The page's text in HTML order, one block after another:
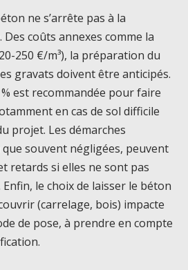
ne s’arrête pas à la
coûts annexes comme la
250 €/m³), la préparation du
gravats doivent être anticipés.
est recommandée pour faire
en cas de sol difficile
projet. Les démarches
souvent négligées, peuvent
retards si elles ne sont pas
le choix de laisser le béton
(carrelage, bois) impacte
de pose, à prendre en compte